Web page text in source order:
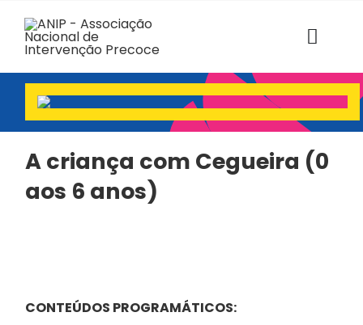
content
ANIP
A criança com Cegueira (0
aos 6 anos)
CONTEÚDOS PROGRAMÁTICOS: